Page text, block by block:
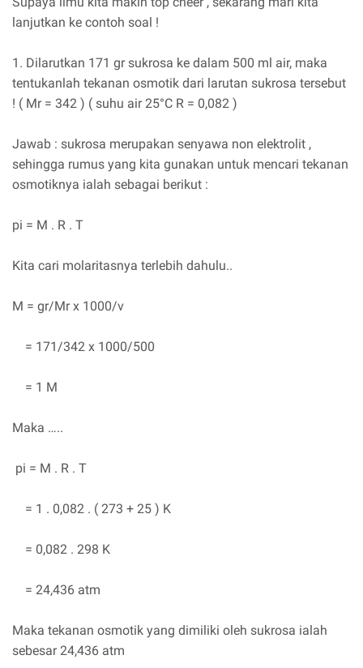
lanjutkan ke contoh soal !
1. Dilarutkan 171 gr sukrosa ke dalam 500 ml air, maka
tentukanlah tekanan osmotik dari larutan sukrosa tersebut
! ( Mr = 342 ) ( suhu air 25°C R = 0,082 )
Jawab : sukrosa merupakan senyawa non elektrolit ,
sehingga rumus yang kita gunakan untuk mencari tekanan
osmotiknya ialah sebagai berikut :
pi = M . R . T
Kita cari molaritasnya terlebih dahulu..
M = gr/Mr x 1000/v
= 171/342 x 1000/500
= 1 M
Maka …..
pi = M . R . T
= 1 . 0,082 . ( 273 + 25 ) K
= 0,082 . 298 K
= 24,436 atm
Maka tekanan osmotik yang dimiliki oleh sukrosa ialah
sebesar 24,436 atm